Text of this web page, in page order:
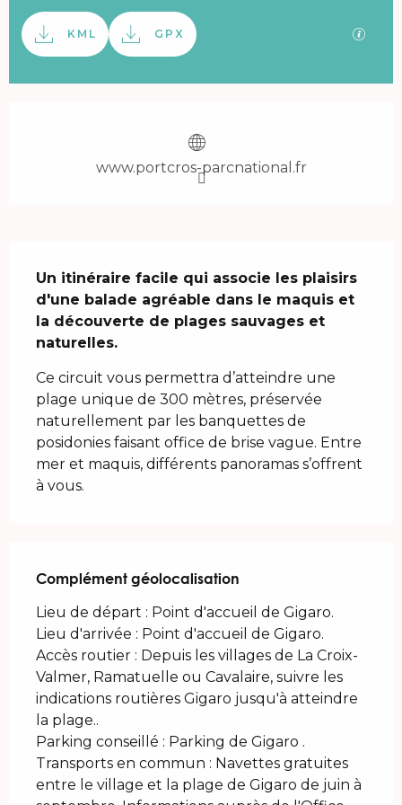
Documentation
KML GPX
www.portcros-parcnational.fr
Un itinéraire facile qui associe les plaisirs
d'une balade agréable dans le maquis et
la découverte de plages sauvages et
naturelles.
Ce circuit vous permettra d’atteindre une
plage unique de 300 mètres, préservée
naturellement par les banquettes de
posidonies faisant office de brise vague. Entre
mer et maquis, différents panoramas s’offrent
à vous.
Complément géolocalisation
Complément géolocalisation
Lieu de départ : Point d'accueil de Gigaro.
Lieu d'arrivée : Point d'accueil de Gigaro.
Accès routier : Depuis les villages de La Croix-
Valmer, Ramatuelle ou Cavalaire, suivre les
indications routières Gigaro jusqu'à atteindre
la plage..
Parking conseillé : Parking de Gigaro .
Transports en commun : Navettes gratuites
entre le village et la plage de Gigaro de juin à